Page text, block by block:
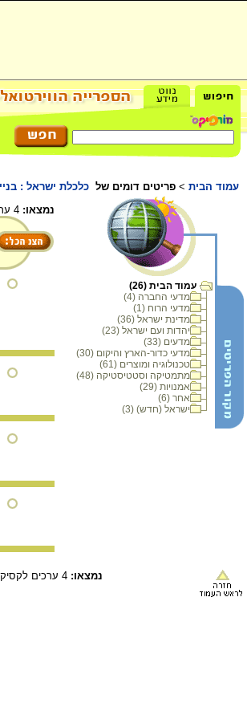
עמוד הבית > פריטים דומים של כלכלת ישראל :
עמוד הבית (26)
מדעי החברה (4)
מדעי הרוח (1)
מדינת ישראל (36)
יהדות ועם ישראל (23)
מדעים (33)
מדעי כדור-הארץ והיקום (30)
טכנולוגיה ומוצרים (61)
מתמטיקה וסטטיסטיקה (48)
אמנויות (29)
אחר (6)
ישראל (חדש) (3)
נמצאו:
נמצאו: